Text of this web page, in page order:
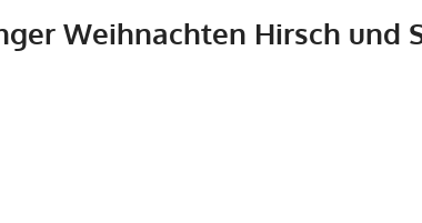
Weihnachten Hirsch und